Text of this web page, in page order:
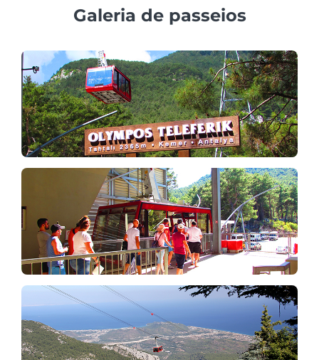
Galeria de passeios